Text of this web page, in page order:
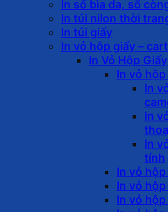
In sổ bìa da, sổ
In túi nilon thời
In túi giấy
In vỏ hộp giấy –
In Vỏ Hộp Giấy
In vỏ
In
In
In
tính
In vỏ
In vỏ
In vỏ